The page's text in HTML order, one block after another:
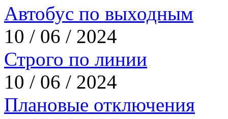
Автобус по выходным
10 / 06 / 2024
Строго по линии
10 / 06 / 2024
Плановые отключения